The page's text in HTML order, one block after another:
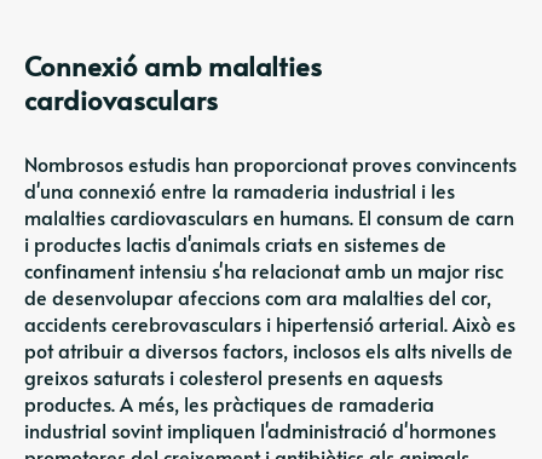
Connexió amb malalties
cardiovasculars
Nombrosos estudis han proporcionat proves convincents
d'una connexió entre la ramaderia industrial i les
malalties cardiovasculars en humans. El consum de carn
i productes lactis d'animals criats en sistemes de
confinament intensiu s'ha relacionat amb un major risc
de desenvolupar afeccions com ara malalties del cor,
accidents cerebrovasculars i hipertensió arterial. Això es
pot atribuir a diversos factors, inclosos els alts nivells de
greixos saturats i colesterol presents en aquests
productes. A més, les pràctiques de ramaderia
industrial sovint impliquen l'administració d'hormones